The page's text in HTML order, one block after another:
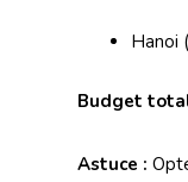
Hanoi
Budget
Astuce :